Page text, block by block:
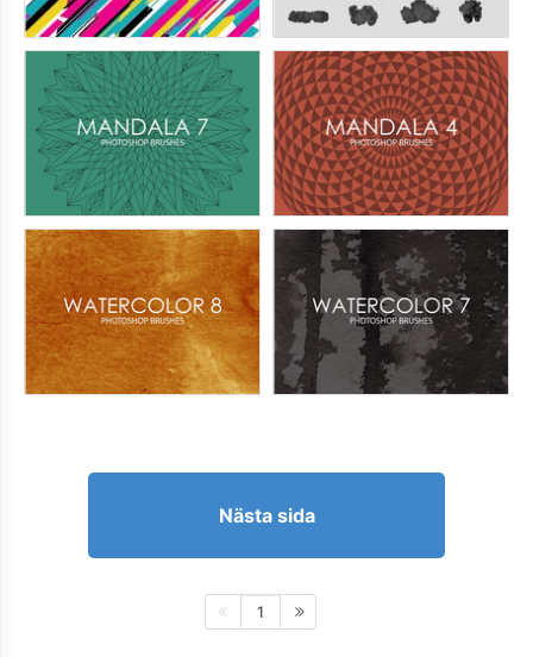
Nästa sida
1